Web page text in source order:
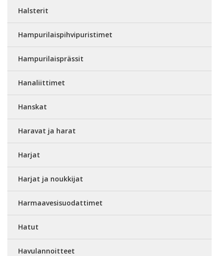
Halsterit
Hampurilaispihvipuristimet
Hampurilaisprässit
Hanaliittimet
Hanskat
Haravat ja harat
Harjat
Harjat ja noukkijat
Harmaavesisuodattimet
Hatut
Havulannoitteet